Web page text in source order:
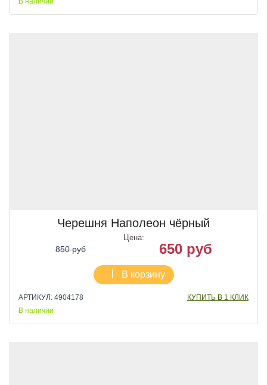
Черешня Наполеон чёрный
Цена:
850 руб 650 руб
В корзину
АРТИКУЛ: 4904178
КУПИТЬ В 1 КЛИК
В наличии